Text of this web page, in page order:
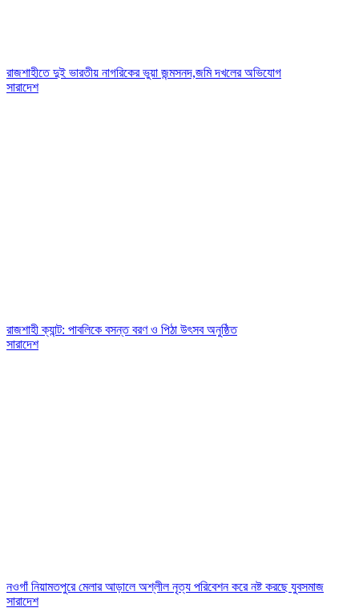
রাজশাহীতে দুই ভারতীয় নাগরিকের ভুয়া জন্মসনদ,জমি দখলের অভিযোগ
সারাদেশ
রাজশাহী ক্যান্ট: পাবলিকে বসন্ত বরণ ও পিঠা উৎসব অনুষ্ঠিত
সারাদেশ
নওগাঁ নিয়ামতপুরে মেলার আড়ালে অশ্লীল নৃত্য পরিবেশন করে নষ্ট করছে যুবসমাজ
সারাদেশ